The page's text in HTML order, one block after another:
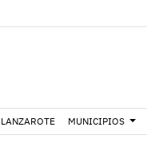
LANZAROTE MUNICIPIOS